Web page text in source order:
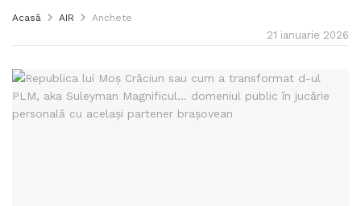
Acasă AIR Anchete
21 ianuarie 2026